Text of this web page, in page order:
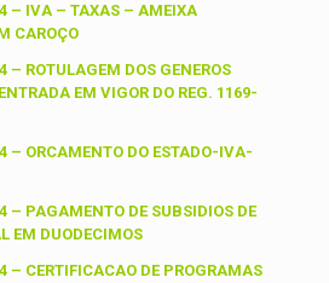
– IVA – TAXAS – AMEIXA
CAROÇO
– ROTULAGEM DOS GENEROS
EM VIGOR DO REG. 1169-
– ORCAMENTO DO ESTADO-IVA-
– PAGAMENTO DE SUBSIDIOS DE
EM DUODECIMOS
– CERTIFICACAO DE PROGRAMAS